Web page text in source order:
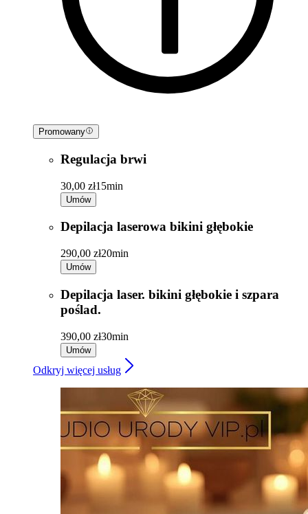
Promowany
Regulacja brwi
30,00 zł15min
Umów
Depilacja laserowa bikini głębokie
290,00 zł20min
Umów
Depilacja laser. bikini głębokie i szpara
poślad.
390,00 zł30min
Umów
Odkryj więcej usług